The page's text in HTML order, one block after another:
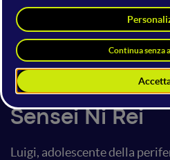
Genovese
15 giugno 202316:00 -
Movie Area
Sensei Ni Rei
Luigi, adolescente della